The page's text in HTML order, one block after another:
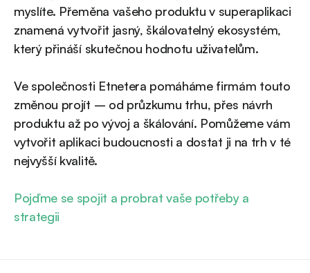
myslíte. Přeměna vašeho produktu v superaplikaci
znamená vytvořit jasný, škálovatelný ekosystém,
který přináší skutečnou hodnotu uživatelům.
Ve společnosti Etnetera pomáháme firmám touto
změnou projít – od průzkumu trhu, přes návrh
produktu až po vývoj a škálování. Pomůžeme vám
vytvořit aplikaci budoucnosti a dostat ji na trh v té
nejvyšší kvalitě.
Pojďme se spojit a probrat vaše potřeby a
strategii